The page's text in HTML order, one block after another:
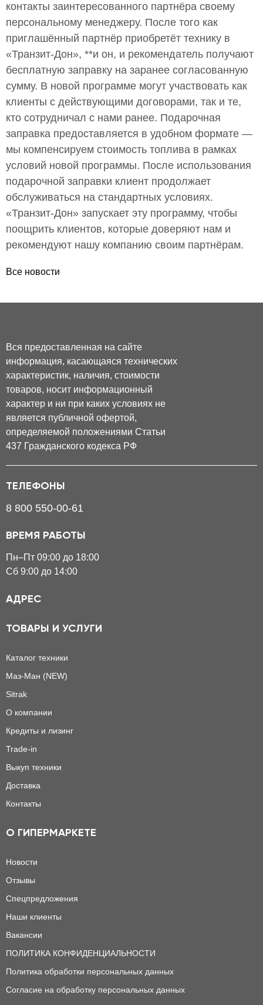
контакты заинтересованного партнёра своему
персональному менеджеру. После того как
приглашённый партнёр приобретёт технику в
«Транзит-Дон», **и он, и рекомендатель получают
бесплатную заправку на заранее согласованную
сумму. В новой программе могут участвовать как
клиенты с действующими договорами, так и те,
кто сотрудничал с нами ранее. Подарочная
заправка предоставляется в удобном формате —
мы компенсируем стоимость топлива в рамках
условий новой программы. После использования
подарочной заправки клиент продолжает
обслуживаться на стандартных условиях.
«Транзит-Дон» запускает эту программу, чтобы
поощрить клиентов, которые доверяют нам и
рекомендуют нашу компанию своим партнёрам.
Все новости
Вся предоставленная на сайте
информация, касающаяся технических
характеристик, наличия, стоимости
товаров, носит информационный
характер и ни при каких условиях не
является публичной офертой,
определяемой положениями Статьи
437 Гражданского кодекса РФ
ТЕЛЕФОНЫ
8 800 550-00-61
ВРЕМЯ РАБОТЫ
Пн–Пт 09:00 до 18:00
Сб 9:00 до 14:00
АДРЕС
ТОВАРЫ И УСЛУГИ
Каталог техники
Маз-Ман (NEW)
Sitrak
О компании
Кредиты и лизинг
Trade-in
Выкуп техники
Доставка
Контакты
О ГИПЕРМАРКЕТЕ
Новости
Отзывы
Спецпредложения
Наши клиенты
Вакансии
ПОЛИТИКА КОНФИДЕНЦИАЛЬНОСТИ
Политика обработки персональных данных
Согласие на обработку персональных данных